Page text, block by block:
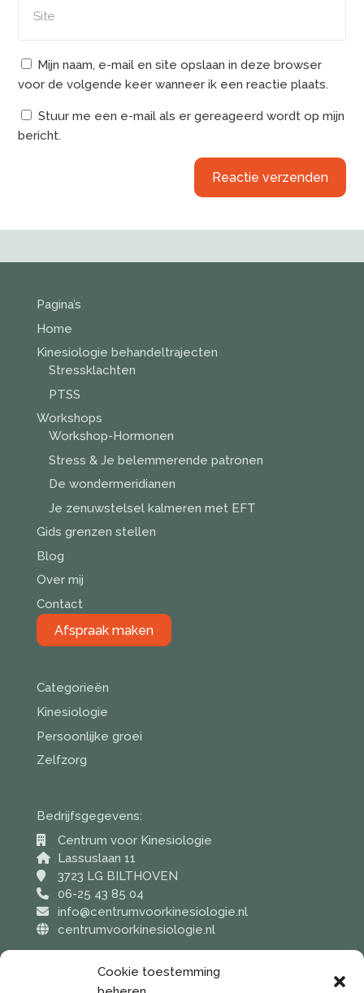
Cookie toestemming
Mijn naam, e-mail en site opslaan in deze browser
voor de volgende keer wanneer ik een reactie plaats.
Stuur me een e-mail als er gereageerd wordt op mijn
bericht.
Reactie verzenden
Pagina’s
Home
Kinesiologie behandeltrajecten
Stressklachten
PTSS
Workshops
Workshop-Hormonen
Stress & Je belemmerende patronen
De wondermeridianen
Je zenuwstelsel kalmeren met EFT
Gids grenzen stellen
Blog
Over mij
Contact
Afspraak maken
Categorieën
Kinesiologie
Persoonlijke groei
Zelfzorg
Bedrijfsgegevens:
Centrum voor Kinesiologie
Lassuslaan 11
3723 LG BILTHOVEN
06-25 43 85 04
info@centrumvoorkinesiologie.nl
centrumvoorkinesiologie.nl
BTW nummer: NL001973021B92